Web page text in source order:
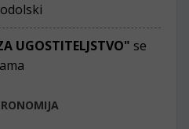
UGOSTITELJSTVO" se